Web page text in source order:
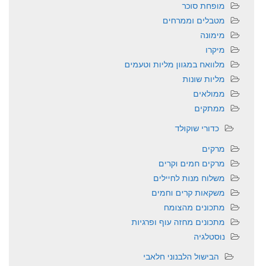
מופחת סוכר
מטבלים וממרחים
מימונה
מיקרו
מלוואח במגוון מליות וטעמים
מליות שונות
ממולאים
ממתקים
כדורי שוקולד
מרקים
מרקים חמים וקרים
משלוח מנות לחיילים
משקאות קרים וחמים
מתכונים מהצומח
מתכונים מחזה עוף ופרגיות
נוסטלגיה
הבישול הלבנוני חלאבי